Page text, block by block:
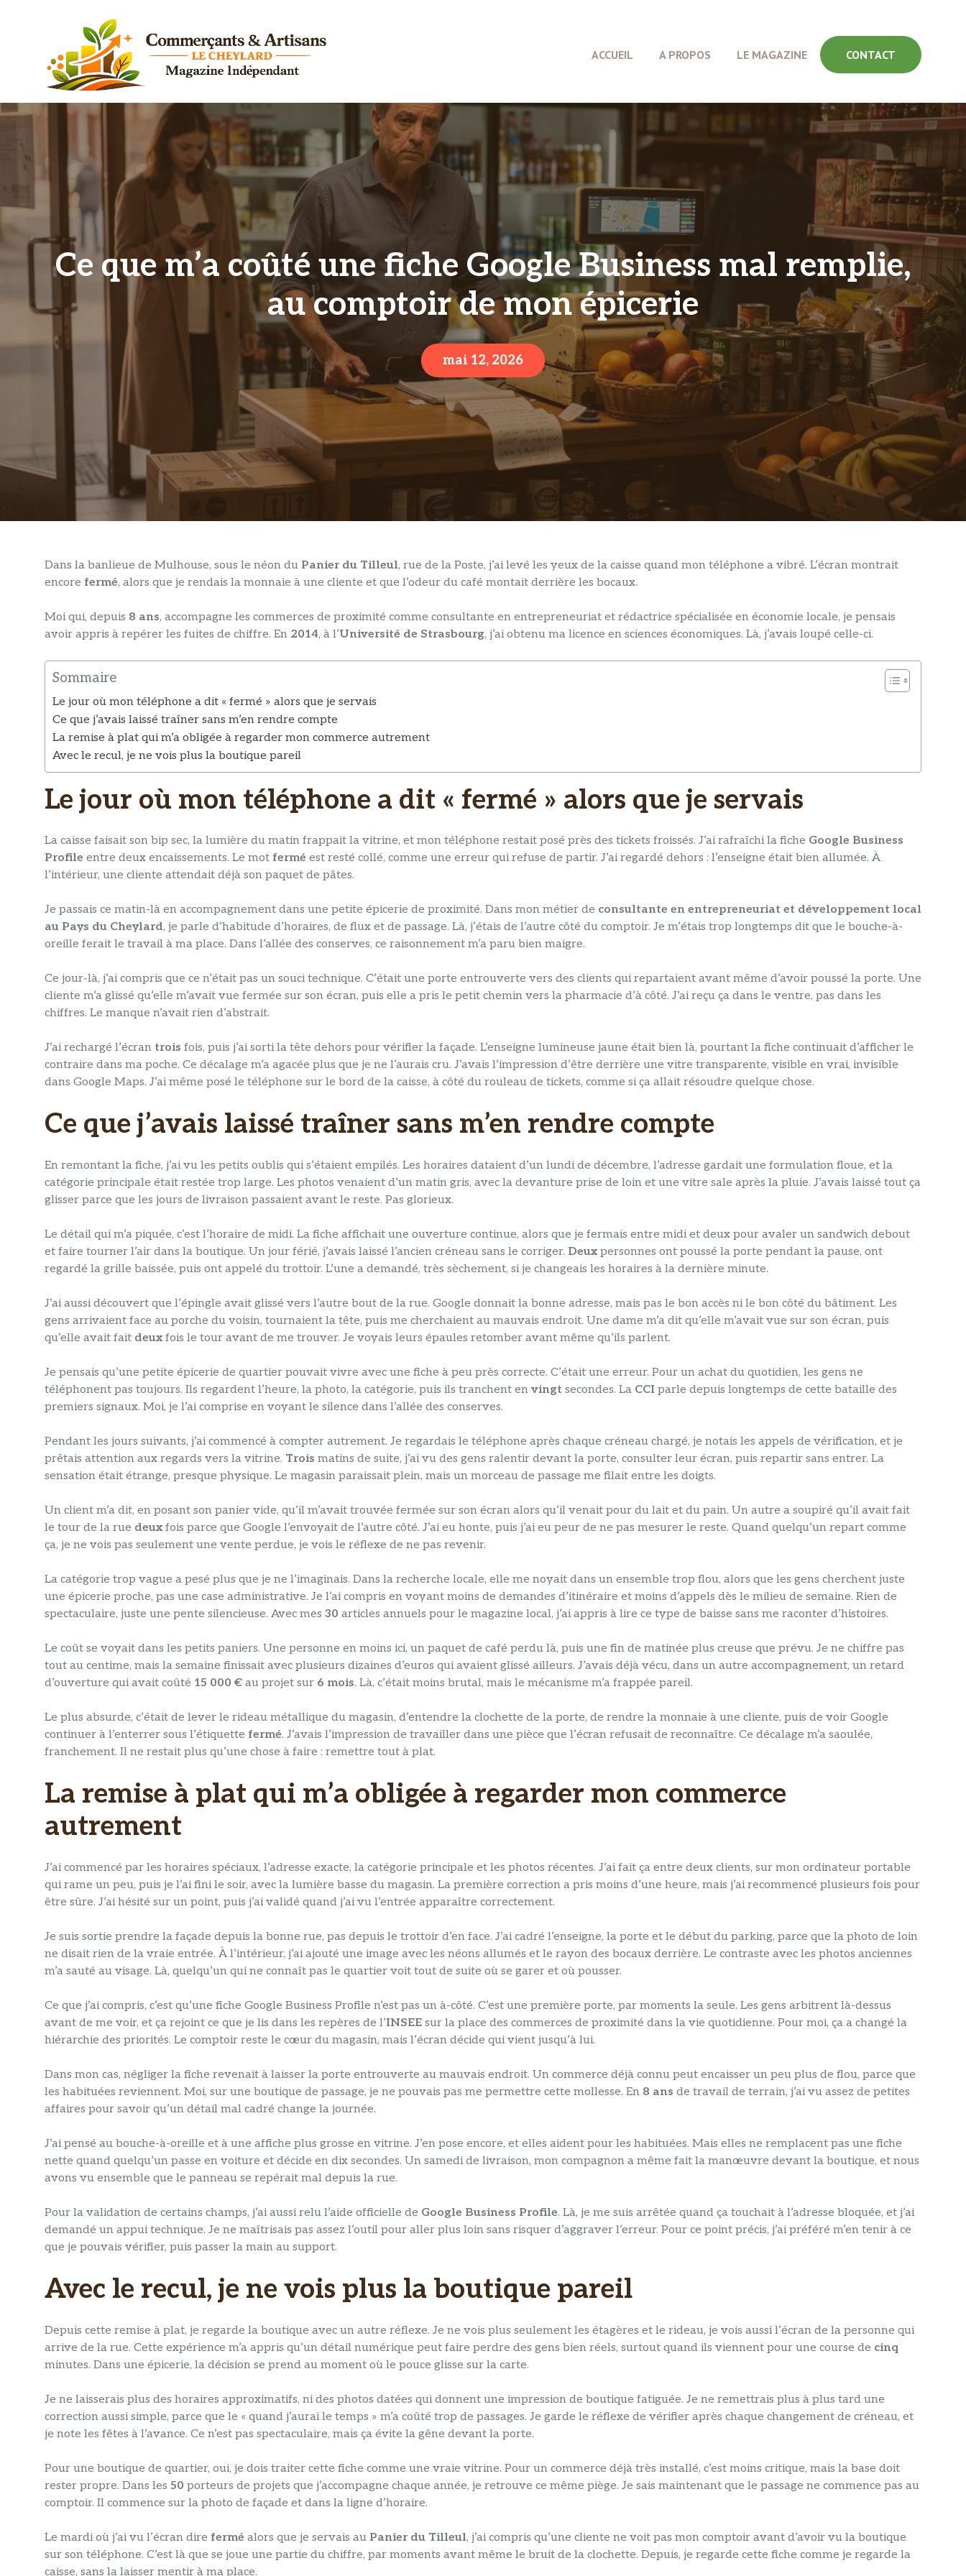
ACCUEIL A PROPOS LE MAGAZINE CONTACT
Ce que m’a coûté une fiche Google Business mal remplie,
au comptoir de mon épicerie
mai 12, 2026
Dans la banlieue de Mulhouse, sous le néon du Panier du Tilleul, rue de la Poste, j’ai levé les yeux de la caisse quand mon téléphone a vibré. L’écran montrait
encore fermé, alors que je rendais la monnaie à une cliente et que l’odeur du café montait derrière les bocaux.
Moi qui, depuis 8 ans, accompagne les commerces de proximité comme consultante en entrepreneuriat et rédactrice spécialisée en économie locale, je pensais
avoir appris à repérer les fuites de chiffre. En 2014, à l’Université de Strasbourg, j’ai obtenu ma licence en sciences économiques. Là, j’avais loupé celle-ci.
Sommaire
Le jour où mon téléphone a dit « fermé » alors que je servais
Ce que j’avais laissé traîner sans m’en rendre compte
La remise à plat qui m’a obligée à regarder mon commerce autrement
Avec le recul, je ne vois plus la boutique pareil
Le jour où mon téléphone a dit « fermé » alors que je servais
La caisse faisait son bip sec, la lumière du matin frappait la vitrine, et mon téléphone restait posé près des tickets froissés. J’ai rafraîchi la fiche Google Business
Profile entre deux encaissements. Le mot fermé est resté collé, comme une erreur qui refuse de partir. J’ai regardé dehors : l’enseigne était bien allumée. À
l’intérieur, une cliente attendait déjà son paquet de pâtes.
Je passais ce matin-là en accompagnement dans une petite épicerie de proximité. Dans mon métier de consultante en entrepreneuriat et développement local
au Pays du Cheylard, je parle d’habitude d’horaires, de flux et de passage. Là, j’étais de l’autre côté du comptoir. Je m’étais trop longtemps dit que le bouche-à-
oreille ferait le travail à ma place. Dans l’allée des conserves, ce raisonnement m’a paru bien maigre.
Ce jour-là, j’ai compris que ce n’était pas un souci technique. C’était une porte entrouverte vers des clients qui repartaient avant même d’avoir poussé la porte. Une
cliente m’a glissé qu’elle m’avait vue fermée sur son écran, puis elle a pris le petit chemin vers la pharmacie d’à côté. J’ai reçu ça dans le ventre, pas dans les
chiffres. Le manque n’avait rien d’abstrait.
J’ai rechargé l’écran trois fois, puis j’ai sorti la tête dehors pour vérifier la façade. L’enseigne lumineuse jaune était bien là, pourtant la fiche continuait d’afficher le
contraire dans ma poche. Ce décalage m’a agacée plus que je ne l’aurais cru. J’avais l’impression d’être derrière une vitre transparente, visible en vrai, invisible
dans Google Maps. J’ai même posé le téléphone sur le bord de la caisse, à côté du rouleau de tickets, comme si ça allait résoudre quelque chose.
Ce que j’avais laissé traîner sans m’en rendre compte
En remontant la fiche, j’ai vu les petits oublis qui s’étaient empilés. Les horaires dataient d’un lundi de décembre, l’adresse gardait une formulation floue, et la
catégorie principale était restée trop large. Les photos venaient d’un matin gris, avec la devanture prise de loin et une vitre sale après la pluie. J’avais laissé tout ça
glisser parce que les jours de livraison passaient avant le reste. Pas glorieux.
Le détail qui m’a piquée, c’est l’horaire de midi. La fiche affichait une ouverture continue, alors que je fermais entre midi et deux pour avaler un sandwich debout
et faire tourner l’air dans la boutique. Un jour férié, j’avais laissé l’ancien créneau sans le corriger. Deux personnes ont poussé la porte pendant la pause, ont
regardé la grille baissée, puis ont appelé du trottoir. L’une a demandé, très sèchement, si je changeais les horaires à la dernière minute.
J’ai aussi découvert que l’épingle avait glissé vers l’autre bout de la rue. Google donnait la bonne adresse, mais pas le bon accès ni le bon côté du bâtiment. Les
gens arrivaient face au porche du voisin, tournaient la tête, puis me cherchaient au mauvais endroit. Une dame m’a dit qu’elle m’avait vue sur son écran, puis
qu’elle avait fait deux fois le tour avant de me trouver. Je voyais leurs épaules retomber avant même qu’ils parlent.
Je pensais qu’une petite épicerie de quartier pouvait vivre avec une fiche à peu près correcte. C’était une erreur. Pour un achat du quotidien, les gens ne
téléphonent pas toujours. Ils regardent l’heure, la photo, la catégorie, puis ils tranchent en vingt secondes. La CCI parle depuis longtemps de cette bataille des
premiers signaux. Moi, je l’ai comprise en voyant le silence dans l’allée des conserves.
Pendant les jours suivants, j’ai commencé à compter autrement. Je regardais le téléphone après chaque créneau chargé, je notais les appels de vérification, et je
prêtais attention aux regards vers la vitrine. Trois matins de suite, j’ai vu des gens ralentir devant la porte, consulter leur écran, puis repartir sans entrer. La
sensation était étrange, presque physique. Le magasin paraissait plein, mais un morceau de passage me filait entre les doigts.
Un client m’a dit, en posant son panier vide, qu’il m’avait trouvée fermée sur son écran alors qu’il venait pour du lait et du pain. Un autre a soupiré qu’il avait fait
le tour de la rue deux fois parce que Google l’envoyait de l’autre côté. J’ai eu honte, puis j’ai eu peur de ne pas mesurer le reste. Quand quelqu’un repart comme
ça, je ne vois pas seulement une vente perdue, je vois le réflexe de ne pas revenir.
La catégorie trop vague a pesé plus que je ne l’imaginais. Dans la recherche locale, elle me noyait dans un ensemble trop flou, alors que les gens cherchent juste
une épicerie proche, pas une case administrative. Je l’ai compris en voyant moins de demandes d’itinéraire et moins d’appels dès le milieu de semaine. Rien de
spectaculaire, juste une pente silencieuse. Avec mes 30 articles annuels pour le magazine local, j’ai appris à lire ce type de baisse sans me raconter d’histoires.
Le coût se voyait dans les petits paniers. Une personne en moins ici, un paquet de café perdu là, puis une fin de matinée plus creuse que prévu. Je ne chiffre pas
tout au centime, mais la semaine finissait avec plusieurs dizaines d’euros qui avaient glissé ailleurs. J’avais déjà vécu, dans un autre accompagnement, un retard
d’ouverture qui avait coûté 15 000 € au projet sur 6 mois. Là, c’était moins brutal, mais le mécanisme m’a frappée pareil.
Le plus absurde, c’était de lever le rideau métallique du magasin, d’entendre la clochette de la porte, de rendre la monnaie à une cliente, puis de voir Google
continuer à l’enterrer sous l’étiquette fermé. J’avais l’impression de travailler dans une pièce que l’écran refusait de reconnaître. Ce décalage m’a saoulée,
franchement. Il ne restait plus qu’une chose à faire : remettre tout à plat.
La remise à plat qui m’a obligée à regarder mon commerce
autrement
J’ai commencé par les horaires spéciaux, l’adresse exacte, la catégorie principale et les photos récentes. J’ai fait ça entre deux clients, sur mon ordinateur portable
qui rame un peu, puis je l’ai fini le soir, avec la lumière basse du magasin. La première correction a pris moins d’une heure, mais j’ai recommencé plusieurs fois pour
être sûre. J’ai hésité sur un point, puis j’ai validé quand j’ai vu l’entrée apparaître correctement.
Je suis sortie prendre la façade depuis la bonne rue, pas depuis le trottoir d’en face. J’ai cadré l’enseigne, la porte et le début du parking, parce que la photo de loin
ne disait rien de la vraie entrée. À l’intérieur, j’ai ajouté une image avec les néons allumés et le rayon des bocaux derrière. Le contraste avec les photos anciennes
m’a sauté au visage. Là, quelqu’un qui ne connaît pas le quartier voit tout de suite où se garer et où pousser.
Ce que j’ai compris, c’est qu’une fiche Google Business Profile n’est pas un à-côté. C’est une première porte, par moments la seule. Les gens arbitrent là-dessus
avant de me voir, et ça rejoint ce que je lis dans les repères de l’INSEE sur la place des commerces de proximité dans la vie quotidienne. Pour moi, ça a changé la
hiérarchie des priorités. Le comptoir reste le cœur du magasin, mais l’écran décide qui vient jusqu’à lui.
Dans mon cas, négliger la fiche revenait à laisser la porte entrouverte au mauvais endroit. Un commerce déjà connu peut encaisser un peu plus de flou, parce que
les habituées reviennent. Moi, sur une boutique de passage, je ne pouvais pas me permettre cette mollesse. En 8 ans de travail de terrain, j’ai vu assez de petites
affaires pour savoir qu’un détail mal cadré change la journée.
J’ai pensé au bouche-à-oreille et à une affiche plus grosse en vitrine. J’en pose encore, et elles aident pour les habituées. Mais elles ne remplacent pas une fiche
nette quand quelqu’un passe en voiture et décide en dix secondes. Un samedi de livraison, mon compagnon a même fait la manœuvre devant la boutique, et nous
avons vu ensemble que le panneau se repérait mal depuis la rue.
Pour la validation de certains champs, j’ai aussi relu l’aide officielle de Google Business Profile. Là, je me suis arrêtée quand ça touchait à l’adresse bloquée, et j’ai
demandé un appui technique. Je ne maîtrisais pas assez l’outil pour aller plus loin sans risquer d’aggraver l’erreur. Pour ce point précis, j’ai préféré m’en tenir à ce
que je pouvais vérifier, puis passer la main au support.
Avec le recul, je ne vois plus la boutique pareil
Depuis cette remise à plat, je regarde la boutique avec un autre réflexe. Je ne vois plus seulement les étagères et le rideau, je vois aussi l’écran de la personne qui
arrive de la rue. Cette expérience m’a appris qu’un détail numérique peut faire perdre des gens bien réels, surtout quand ils viennent pour une course de cinq
minutes. Dans une épicerie, la décision se prend au moment où le pouce glisse sur la carte.
Je ne laisserais plus des horaires approximatifs, ni des photos datées qui donnent une impression de boutique fatiguée. Je ne remettrais plus à plus tard une
correction aussi simple, parce que le « quand j’aurai le temps » m’a coûté trop de passages. Je garde le réflexe de vérifier après chaque changement de créneau, et
je note les fêtes à l’avance. Ce n’est pas spectaculaire, mais ça évite la gêne devant la porte.
Pour une boutique de quartier, oui, je dois traiter cette fiche comme une vraie vitrine. Pour un commerce déjà très installé, c’est moins critique, mais la base doit
rester propre. Dans les 50 porteurs de projets que j’accompagne chaque année, je retrouve ce même piège. Je sais maintenant que le passage ne commence pas au
comptoir. Il commence sur la photo de façade et dans la ligne d’horaire.
Le mardi où j’ai vu l’écran dire fermé alors que je servais au Panier du Tilleul, j’ai compris qu’une cliente ne voit pas mon comptoir avant d’avoir vu la boutique
sur son téléphone. C’est là que se joue une partie du chiffre, par moments avant même le bruit de la clochette. Depuis, je regarde cette fiche comme je regarde la
caisse, sans la laisser mentir à ma place.